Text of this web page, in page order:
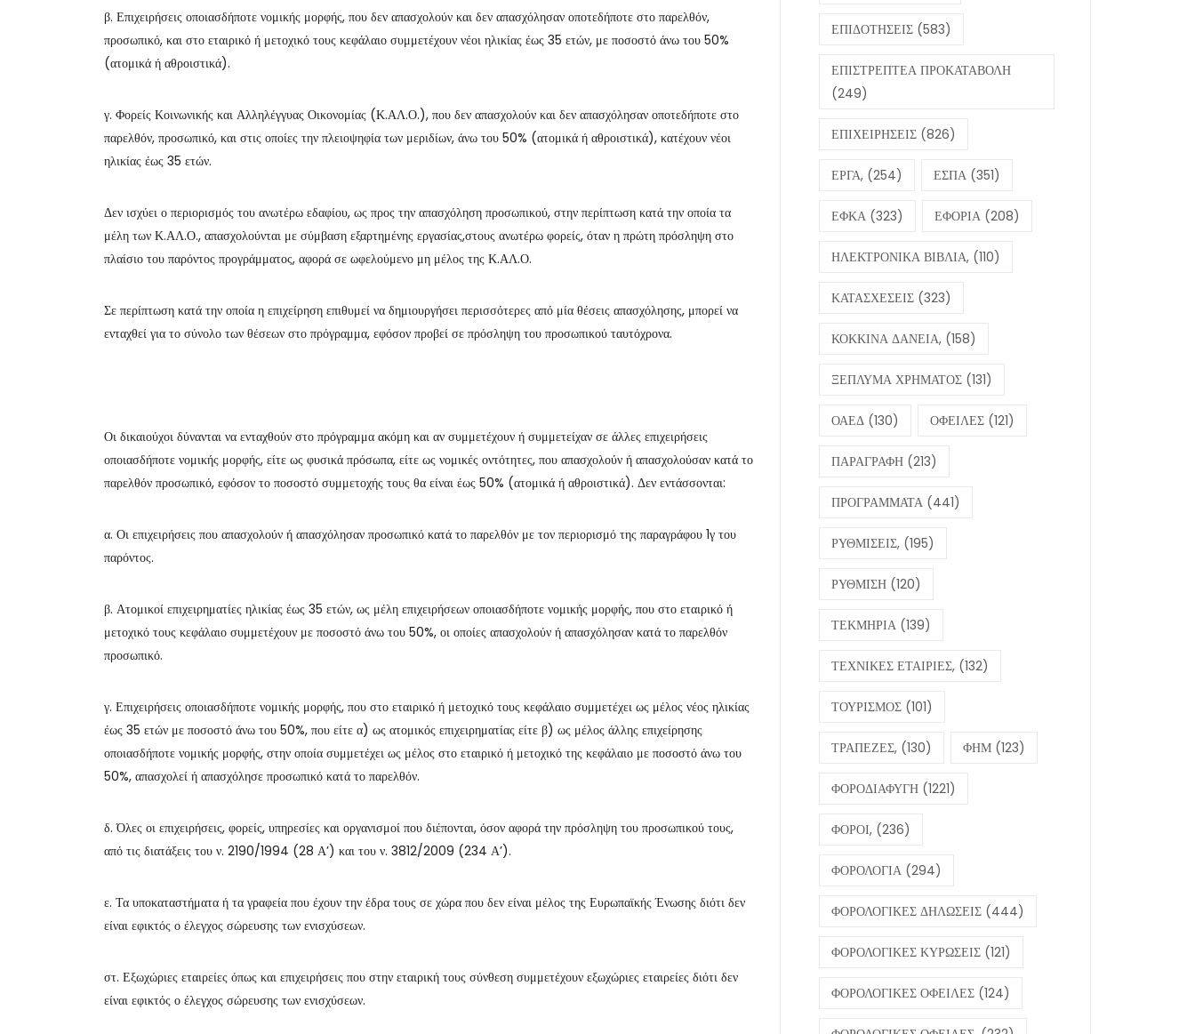
β. Επιχειρήσεις οποιασδήποτε νομικής μορφής, που δεν απασχολούν και δεν απασχόλησαν οποτεδήποτε στο παρελθόν,
προσωπικό, και στο εταιρικό ή μετοχικό τους κεφάλαιο συμμετέχουν νέοι ηλικίας έως 35 ετών, με ποσοστό άνω του 50%
(ατομικά ή αθροιστικά).
γ. Φορείς Κοινωνικής και Αλληλέγγυας Οικονομίας (Κ.ΑΛ.Ο.), που δεν απασχολούν και δεν απασχόλησαν οποτεδήποτε στο
παρελθόν, προσωπικό, και στις οποίες την πλειοψηφία των μεριδίων, άνω του 50% (ατομικά ή αθροιστικά), κατέχουν νέοι
ηλικίας έως 35 ετών.
Δεν ισχύει ο περιορισμός του ανωτέρω εδαφίου, ως προς την απασχόληση προσωπικού, στην περίπτωση κατά την οποία τα
μέλη των Κ.ΑΛ.Ο., απασχολούνται με σύμβαση εξαρτημένης εργασίας,στους ανωτέρω φορείς, όταν η πρώτη πρόσληψη στο
πλαίσιο του παρόντος προγράμματος, αφορά σε ωφελούμενο μη μέλος της Κ.ΑΛ.Ο.
Σε περίπτωση κατά την οποία η επιχείρηση επιθυμεί να δημιουργήσει περισσότερες από μία θέσεις απασχόλησης, μπορεί να
ενταχθεί για το σύνολο των θέσεων στο πρόγραμμα, εφόσον προβεί σε πρόσληψη του προσωπικού ταυτόχρονα.
Οι δικαιούχοι δύνανται να ενταχθούν στο πρόγραμμα ακόμη και αν συμμετέχουν ή συμμετείχαν σε άλλες επιχειρήσεις
οποιασδήποτε νομικής μορφής, είτε ως φυσικά πρόσωπα, είτε ως νομικές οντότητες, που απασχολούν ή απασχολούσαν κατά το
παρελθόν προσωπικό, εφόσον το ποσοστό συμμετοχής τους θα είναι έως 50% (ατομικά ή αθροιστικά). Δεν εντάσσονται:
α. Οι επιχειρήσεις που απασχολούν ή απασχόλησαν προσωπικό κατά το παρελθόν με τον περιορισμό της παραγράφου 1γ του
παρόντος.
β. Ατομικοί επιχειρηματίες ηλικίας έως 35 ετών, ως μέλη επιχειρήσεων οποιασδήποτε νομικής μορφής, που στο εταιρικό ή
μετοχικό τους κεφάλαιο συμμετέχουν με ποσοστό άνω του 50%, οι οποίες απασχολούν ή απασχόλησαν κατά το παρελθόν
προσωπικό.
γ. Επιχειρήσεις οποιασδήποτε νομικής μορφής, που στο εταιρικό ή μετοχικό τους κεφάλαιο συμμετέχει ως μέλος νέος ηλικίας
έως 35 ετών με ποσοστό άνω του 50%, που είτε α) ως ατομικός επιχειρηματίας είτε β) ως μέλος άλλης επιχείρησης
οποιασδήποτε νομικής μορφής, στην οποία συμμετέχει ως μέλος στο εταιρικό ή μετοχικό της κεφάλαιο με ποσοστό άνω του
50%, απασχολεί ή απασχόλησε προσωπικό κατά το παρελθόν.
δ. Όλες οι επιχειρήσεις, φορείς, υπηρεσίες και οργανισμοί που διέπονται, όσον αφορά την πρόσληψη του προσωπικού τους,
από τις διατάξεις του ν. 2190/1994 (28 Α’) και του ν. 3812/2009 (234 Α’).
ε. Τα υποκαταστήματα ή τα γραφεία που έχουν την έδρα τους σε χώρα που δεν είναι μέλος της Ευρωπαϊκής Ένωσης διότι δεν
είναι εφικτός ο έλεγχος σώρευσης των ενισχύσεων.
στ. Εξωχώριες εταιρείες όπως και επιχειρήσεις που στην εταιρική τους σύνθεση συμμετέχουν εξωχώριες εταιρείες διότι δεν
είναι εφικτός ο έλεγχος σώρευσης των ενισχύσεων.
ΕΠΙΔΟΤΗΣΕΙΣ (583)
ΕΠΙΣΤΡΕΠΤΕΑ ΠΡΟΚΑΤΑΒΟΛΗ
(249)
ΕΠΙΧΕΙΡΗΣΕΙΣ (826)
ΕΡΓΑ, (254) ΕΣΠΑ (351)
ΕΦΚΑ (323) ΕΦΟΡΙΑ (208)
ΗΛΕΚΤΡΟΝΙΚΑ ΒΙΒΛΙΑ, (110)
ΚΑΤΑΣΧΕΣΕΙΣ (323)
ΚΟΚΚΙΝΑ ΔΑΝΕΙΑ, (158)
ΞΕΠΛΥΜΑ ΧΡΗΜΑΤΟΣ (131)
ΟΑΕΔ (130) ΟΦΕΙΛΕΣ (121)
ΠΑΡΑΓΡΑΦΗ (213)
ΠΡΟΓΡΑΜΜΑΤΑ (441)
ΡΥΘΜΙΣΕΙΣ, (195)
ΡΥΘΜΙΣΗ (120)
ΤΕΚΜΗΡΙΑ (139)
ΤΕΧΝΙΚΕΣ ΕΤΑΙΡΙΕΣ, (132)
ΤΟΥΡΙΣΜΟΣ (101)
ΤΡΑΠΕΖΕΣ, (130) ΦΗΜ (123)
ΦΟΡΟΔΙΑΦΥΓΗ (1221)
ΦΟΡΟΙ, (236)
ΦΟΡΟΛΟΓΙΑ (294)
ΦΟΡΟΛΟΓΙΚΕΣ ΔΗΛΩΣΕΙΣ (444)
ΦΟΡΟΛΟΓΙΚΕΣ ΚΥΡΩΣΕΙΣ (121)
ΦΟΡΟΛΟΓΙΚΕΣ ΟΦΕΙΛΕΣ (124)